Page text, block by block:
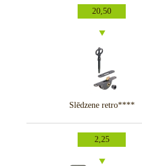
20,50
Slēdzene retro****
2,25